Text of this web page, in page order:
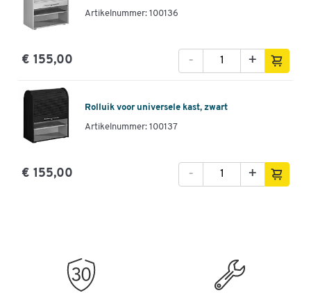
Artikelnummer: 100136
€ 155,00 +
-
Rolluik voor universele kast, zwart
Artikelnummer: 100137
€ 155,00 +
-